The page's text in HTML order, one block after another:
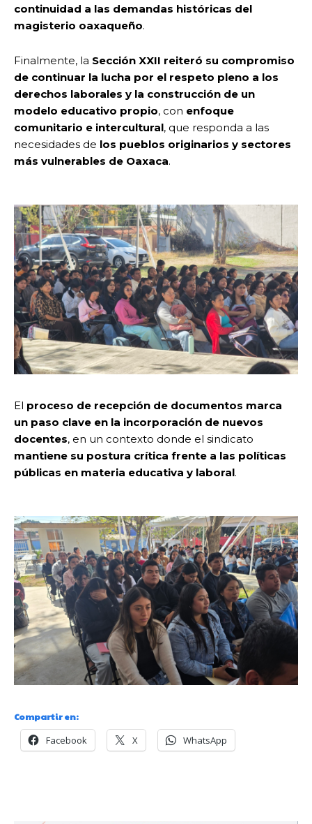
continuidad a las demandas históricas del
magisterio oaxaqueño.
Finalmente, la Sección XXII reiteró su compromiso
de continuar la lucha por el respeto pleno a los
derechos laborales y la construcción de un
modelo educativo propio, con enfoque
comunitario e intercultural, que responda a las
necesidades de los pueblos originarios y sectores
más vulnerables de Oaxaca.
El proceso de recepción de documentos marca
un paso clave en la incorporación de nuevos
docentes, en un contexto donde el sindicato
mantiene su postura crítica frente a las políticas
públicas en materia educativa y laboral.
Compartir en:
Facebook X WhatsApp